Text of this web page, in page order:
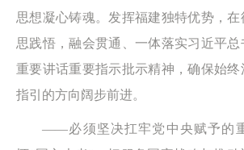
思想凝心铸魂。发挥福建独特优势，
思践悟，融会贯通、一体落实习近平
重要讲话重要指示批示精神，确保始
指引的方向阔步前进。
——必须坚决扛牢党中央赋予的